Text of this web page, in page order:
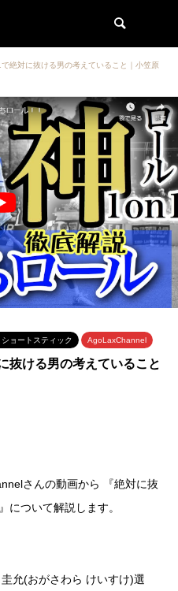
で絶対に抜ける男の考えていること｜小笠原
ョートスティック AgoLaxChannel
抜ける男の考えていること
さんの動画から 『絶対に抜
について解説します。
允(おがさわら けいすけ)選